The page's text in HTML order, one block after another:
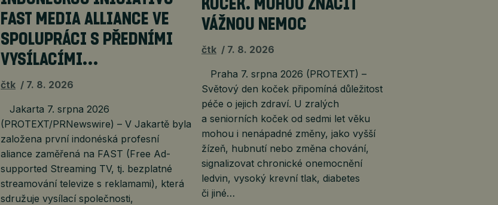
FAST MEDIA ALLIANCE VE
SPOLUPRÁCI S PŘEDNÍMI
VYSÍLACÍMI…
čtk 7. 8. 2026
Jakarta 7. srpna 2026
(PROTEXT/PRNewswire) – V Jakartě byla
založena první indonéská profesní
aliance zaměřená na FAST (Free Ad-
supported Streaming TV, tj. bezplatné
streamování televize s reklamami), která
sdružuje vysílací společnosti,
KOČEK. MOHOU ZNAČIT
VÁŽNOU NEMOC
čtk 7. 8. 2026
Praha 7. srpna 2026 (PROTEXT) –
Světový den koček připomíná důležitost
péče o jejich zdraví. U zralých
a seniorních koček od sedmi let věku
mohou i nenápadné změny, jako vyšší
žízeň, hubnutí nebo změna chování,
signalizovat chronické onemocnění
ledvin, vysoký krevní tlak, diabetes
či jiné…